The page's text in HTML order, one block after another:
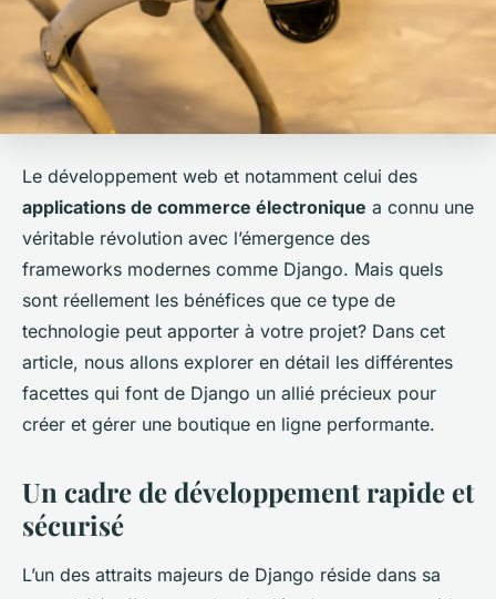
Le développement web et notamment celui des
applications de commerce électronique a connu une
véritable révolution avec l’émergence des
frameworks modernes comme Django. Mais quels
sont réellement les bénéfices que ce type de
technologie peut apporter à votre projet? Dans cet
article, nous allons explorer en détail les différentes
facettes qui font de Django un allié précieux pour
créer et gérer une boutique en ligne performante.
Un cadre de développement rapide et
sécurisé
L’un des attraits majeurs de Django réside dans sa